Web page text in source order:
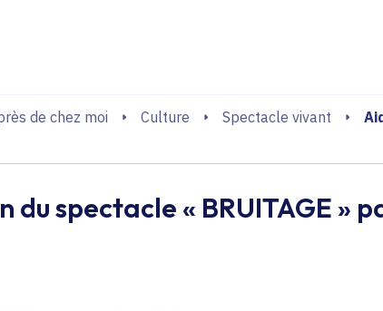
de chez moi Culture Spectacle vivant
du spectacle « BRUITAGE »